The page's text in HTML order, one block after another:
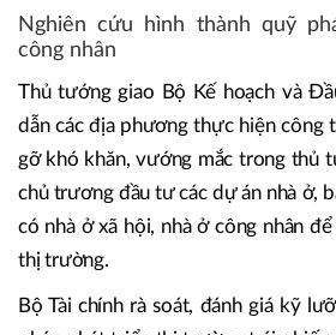
TS. Trần Đình Thiên phát biểu tại hội
Bắc
Nghiên cứu hình thành quỹ
công nhân
Thủ tướng giao Bộ Kế hoạch và
gỡ khó khăn, vướng mắc trong thủ